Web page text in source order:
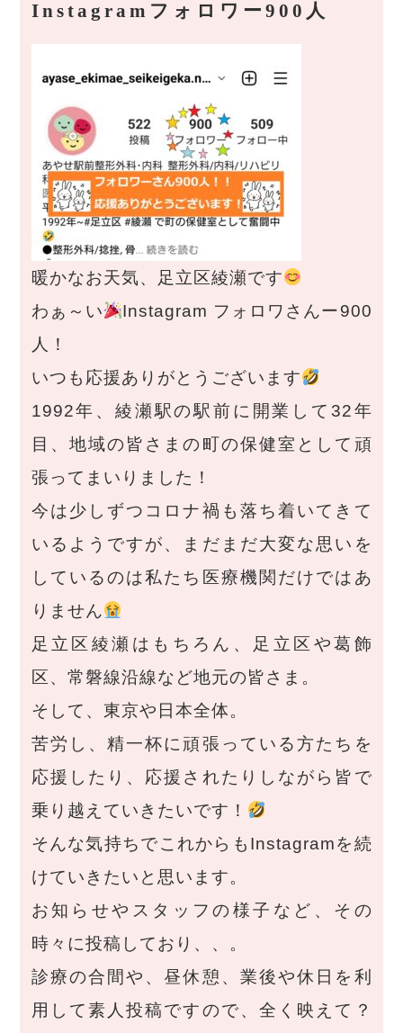
Instagramフォロワー900人
暖かなお天気、足立区綾瀬です
わぁ～い
Instagram フォロワさんー900
人！
いつも応援ありがとうございます
1992年、綾瀬駅の駅前に開業して32年
目、地域の皆さまの町の保健室として頑
張ってまいりました！
今は少しずつコロナ禍も落ち着いてきて
いるようですが、まだまだ大変な思いを
しているのは私たち医療機関だけではあ
りません
足立区綾瀬はもちろん、足立区や葛飾
区、常磐線沿線など地元の皆さま。
そして、東京や日本全体。
苦労し、精一杯に頑張っている方たちを
応援したり、応援されたりしながら皆で
乗り越えていきたいです！
そんな気持ちでこれからもInstagramを続
けていきたいと思います。
お知らせやスタッフの様子など、その
時々に投稿しており、、。
診療の合間や、昼休憩、業後や休日を利
用して素人投稿ですので、全く映えて？